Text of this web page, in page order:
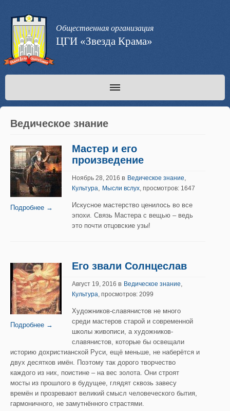
Общественная организация
ЦГИ «Звезда Крама»
Ведическое знание
Подробнее →
Мастер и его
произведение
Ноябрь 28, 2016 в Ведическое знание,
Культура, Мысли вслух, просмотров: 1647
Искусное мастерство ценилось во все
эпохи. Связь Мастера с вещью – ведь
это почти отцовские узы!
Подробнее →
Его звали Солнцеслав
Август 19, 2016 в Ведическое знание,
Культура, просмотров: 2099
Художников-славянистов не много
среди мастеров старой и современной
школы живописи, а художников-
славянистов, которые бы освещали
историю дохристианской Руси, ещё меньше, не наберётся и
двух десятков имён. Поэтому так дорого творчество
каждого из них, поистине – на вес золота. Они строят
мосты из прошлого в будущее, глядят сквозь завесу
времён и прозревают великий смысл человеческого бытия,
гармоничного, не замутнённого страстями.